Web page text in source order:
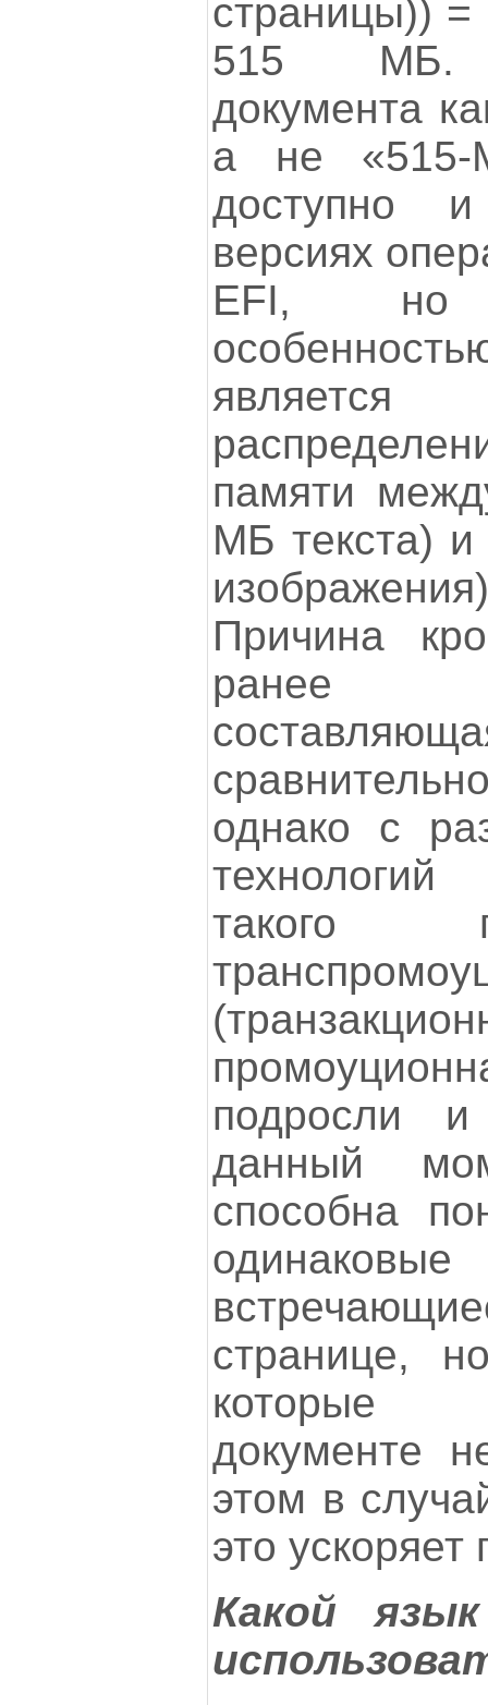
страницы))
515 МБ.
документа
а не «515-
доступно
версиях
EFI, но
является
памяти
МБ текста)
Причина
ранее
однако с
такого
подросли
данный
способна
странице,
которые
документе
этом в
это ускоряет
Какой